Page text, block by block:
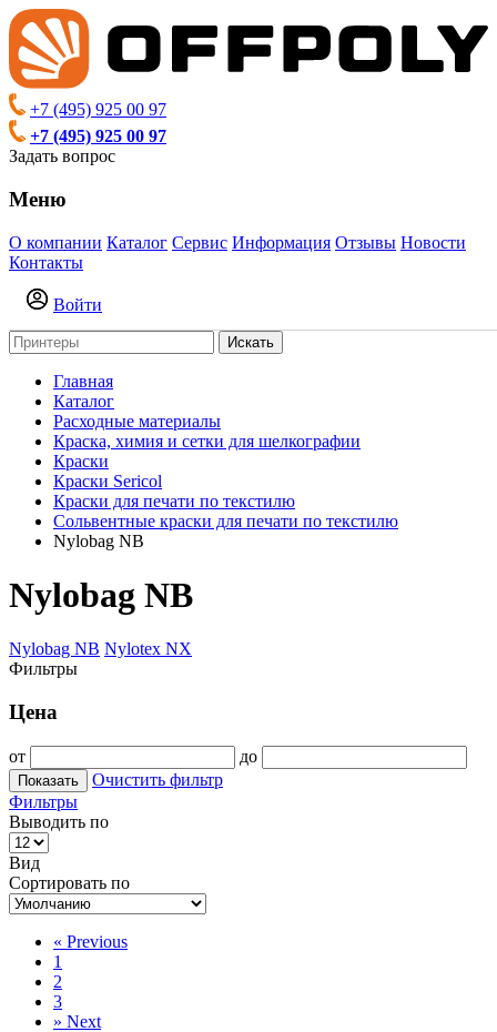
+7 (495) 925 00 97
+7 (495) 925 00 97
Задать вопрос
Меню
О компании Каталог Сервис Информация Отзывы Новости
Контакты
Войти
Искать
Главная
Каталог
Расходные материалы
Краска, химия и сетки для шелкографии
Краски
Краски Sericol
Краски для печати по текстилю
Сольвентные краски для печати по текстилю
Nylobag NB
Nylobag NB
Nylobag NB Nylotex NX
Фильтры
Цена
от до
Показать
Очистить фильтр
Фильтры
Выводить по
Вид
Сортировать по
« Previous
1
2
3
» Next